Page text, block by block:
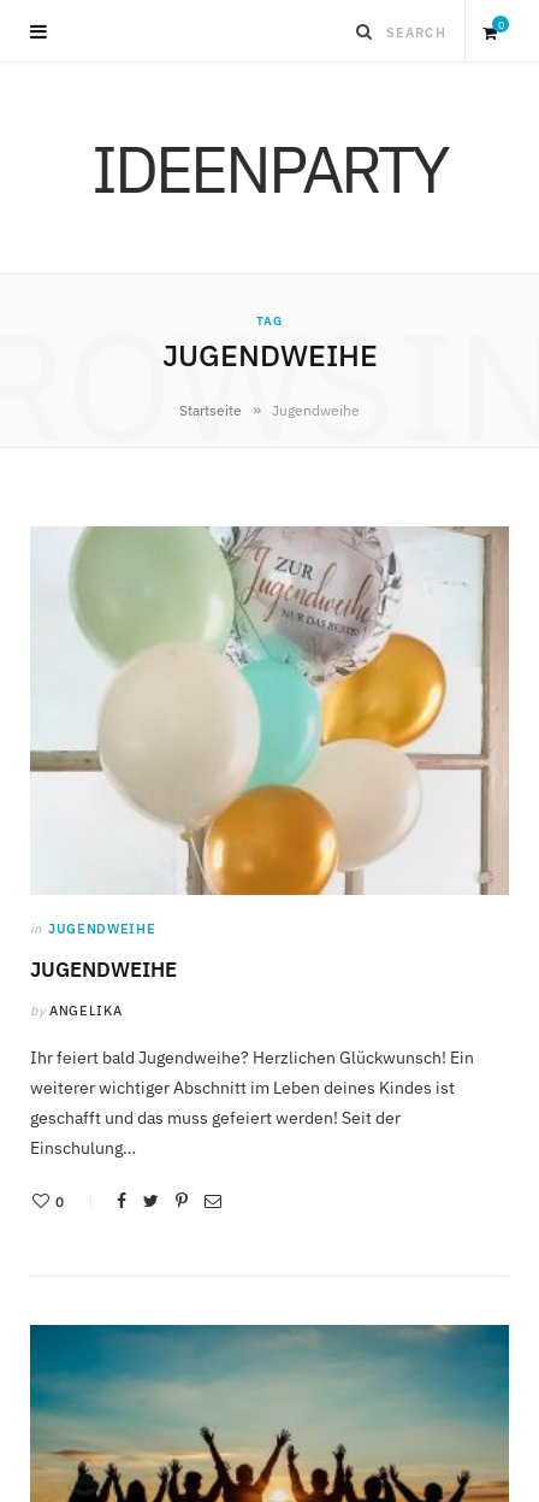
0
g
C
a
r
IDEENPARTY
TAG
JUGENDWEIHE
Startseite » Jugendweihe
in JUGENDWEIHE
JUGENDWEIHE
by ANGELIKA
Ihr feiert bald Jugendweihe? Herzlichen Glückwunsch! Ein
weiterer wichtiger Abschnitt im Leben deines Kindes ist
geschafft und das muss gefeiert werden! Seit der
Einschulung…
0